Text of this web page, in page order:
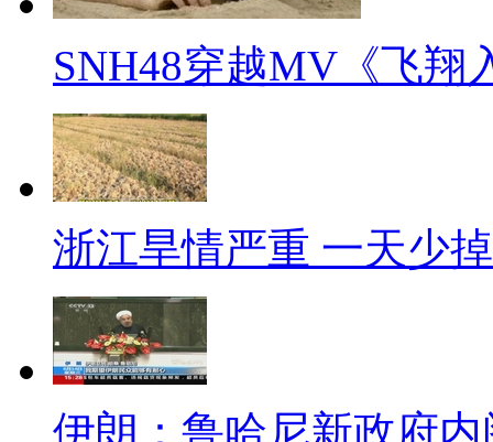
外我们这里，虽然开展一个月了
二 中新记者眼
张必清称和王林不同 曾一分
【口播】说完了艾滋病的“全
验、不吃药、不打针、不开刀
张必清却矢口否认。
【解说】8月14日上午，中新
记者多次敲门，就是无人开门
SNH48穿越MV《飞翔
浙江旱情严重 一天少
伊朗：鲁哈尼新政府